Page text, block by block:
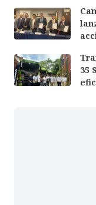
35